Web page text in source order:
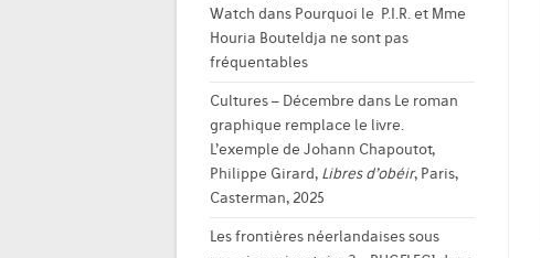
Watch dans Pourquoi le P.I.R. et Mme
Houria Bouteldja ne sont pas
fréquentables
Cultures – Décembre dans Le roman
graphique remplace le livre.
L’exemple de Johann Chapoutot,
Philippe Girard, Libres d’obéir, Paris,
Casterman, 2025
Les frontières néerlandaises sous